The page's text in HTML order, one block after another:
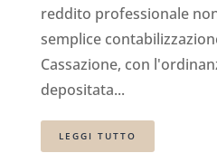
reddito professionale
semplice
Cassazione, con
depositata...
LEGGI TUTTO